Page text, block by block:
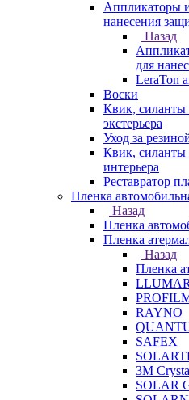
Аппликаторы
нанесения
Назад
для
LeraTon
Воски
Квик, силанты
экстерьера
Уход за
Квик, силанты
интерьера
Реставратор
Пленка
Назад
Пленка
Пленка
Назад
Пленка
LLUMAR
RAYNO
SAFEX
3M
SOLAR